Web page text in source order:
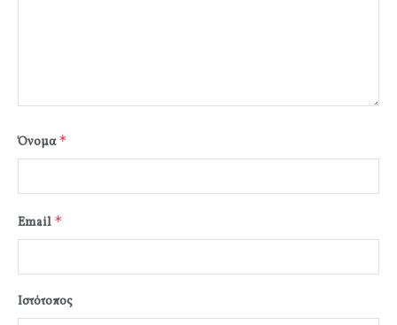
Όνομα*
Email *
Ιστότοπος